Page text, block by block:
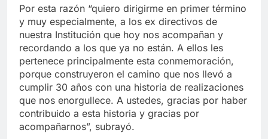
Por esta razón “quiero dirigirme en primer término
y muy especialmente, a los ex directivos de
nuestra Institución que hoy nos acompañan y
recordando a los que ya no están. A ellos les
pertenece principalmente esta conmemoración,
porque construyeron el camino que nos llevó a
cumplir 30 años con una historia de realizaciones
que nos enorgullece. A ustedes, gracias por haber
contribuido a esta historia y gracias por
acompañarnos”, subrayó.